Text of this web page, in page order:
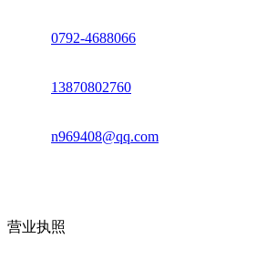
0792-4688066
13870802760
n969408@qq.com
营业执照